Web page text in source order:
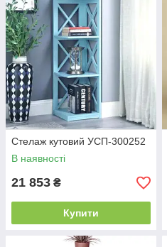
Стелаж кутовий УСП-300252
В наявності
21 853 ₴
Купити